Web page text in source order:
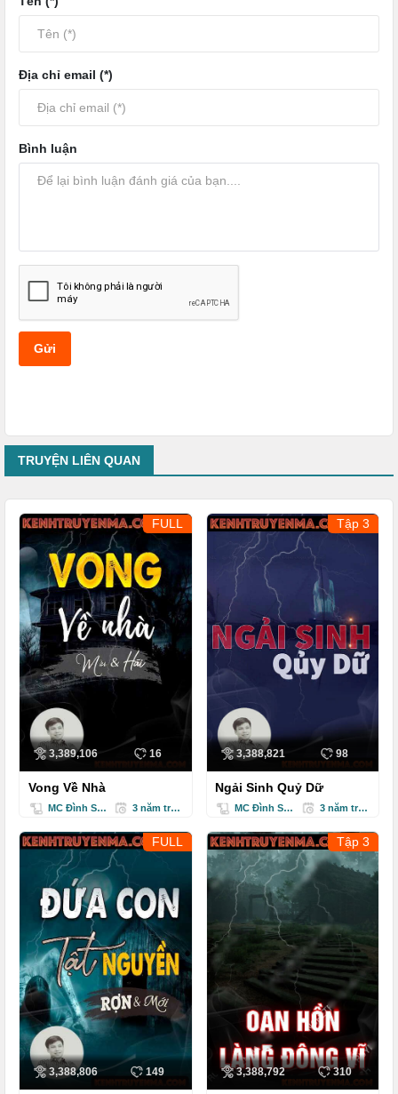
Địa chỉ email (*)
Bình luận
Gửi
TRUYỆN LIÊN QUAN
FULL
3,389,106 16
Vong Về Nhà
MC Đình Soạn 3 năm trước
Tập 3
3,388,821 98
Ngải Sinh Quỷ Dữ
MC Đình Soạn 3 năm trước
FULL
3,388,806 149
Tập 3
3,388,792 310